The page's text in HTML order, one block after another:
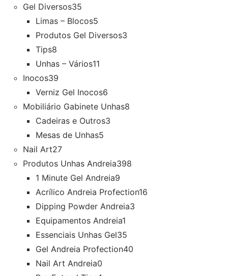
Gel Diversos35
Limas – Blocos5
Produtos Gel Diversos3
Tips8
Unhas – Vários11
Inocos39
Verniz Gel Inocos6
Mobiliário Gabinete Unhas8
Cadeiras e Outros3
Mesas de Unhas5
Nail Art27
Produtos Unhas Andreia398
1 Minute Gel Andreia9
Acrílico Andreia Profection16
Dipping Powder Andreia3
Equipamentos Andreia1
Essenciais Unhas Gel35
Gel Andreia Profection40
Nail Art Andreia0